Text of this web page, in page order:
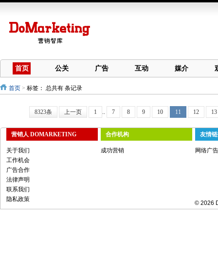
首页 公关 广告 互动 媒介
首页 > 标签： 总共有 条记录
8323条 上一页 1 .. 7 8 9 10 11 12 13
营销人 DOMARKETING
关于我们
工作机会
广告合作
法律声明
联系我们
隐私政策
合作机构
成功营销
友情
网络广
© 2026